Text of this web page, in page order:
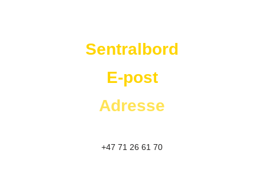
Sentralbord
E-post
Adresse
+47 71 26 61 70